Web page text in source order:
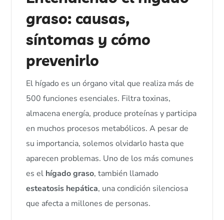
graso: causas,
síntomas y cómo
prevenirlo
El hígado es un órgano vital que realiza más de
500 funciones esenciales. Filtra toxinas,
almacena energía, produce proteínas y participa
en muchos procesos metabólicos. A pesar de
su importancia, solemos olvidarlo hasta que
aparecen problemas. Uno de los más comunes
es el hígado graso, también llamado
esteatosis hepática, una condición silenciosa
que afecta a millones de personas.